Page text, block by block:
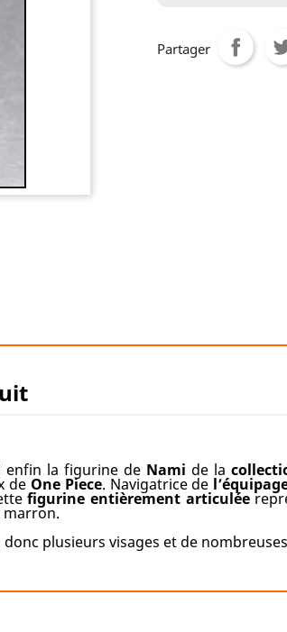
Partager
enfin la figurine de Nami de la
de One Piece. Navigatrice de
figurine entièrement articulée
marron.
plusieurs visages et de